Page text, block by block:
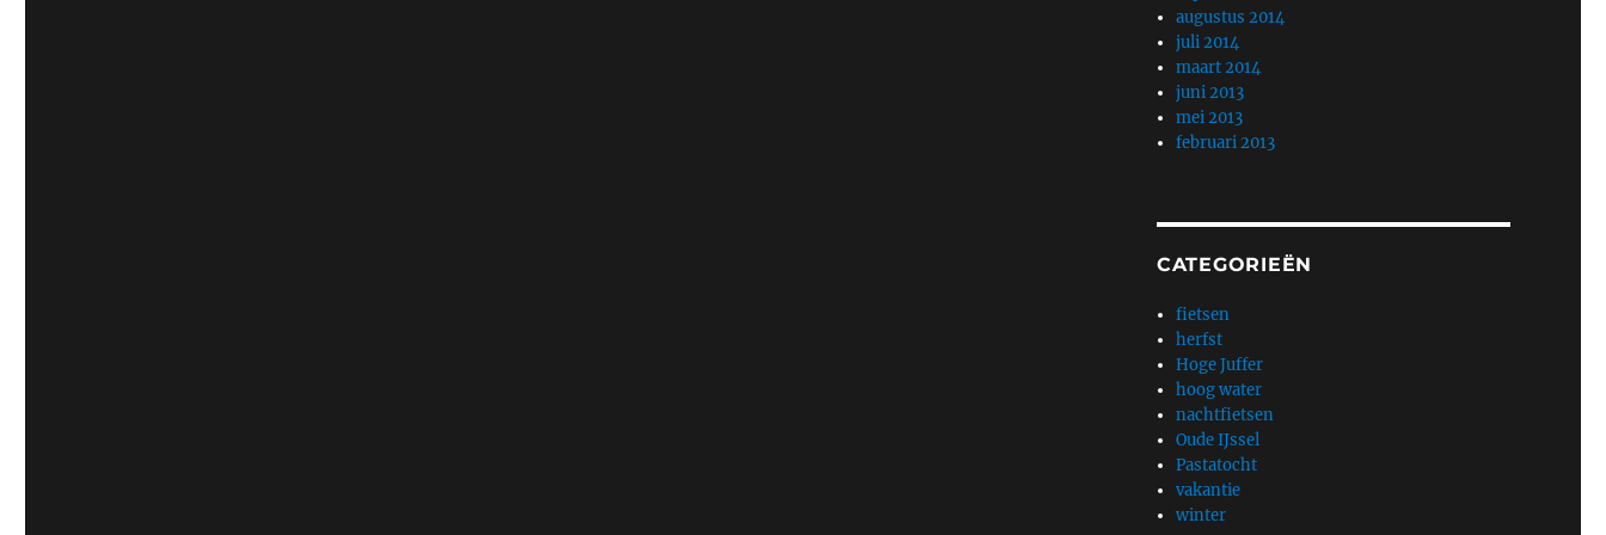
augustus 2014
juli 2014
maart 2014
juni 2013
mei 2013
februari 2013
CATEGORIEËN
fietsen
herfst
Hoge Juffer
hoog water
nachtfietsen
Oude IJssel
Pastatocht
vakantie
winter